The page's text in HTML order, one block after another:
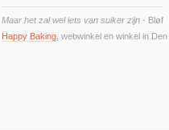
Maar het zal wel iets van suiker zijn - Bløf
Happy Baking , webwinkel en winkel in